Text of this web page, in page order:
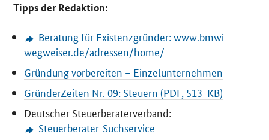
Tipps der Redaktion:
Beratung für Existenzgründer: www.bmwi-
wegweiser.de/adressen/home/
Gründung vorbereiten – Einzelunternehmen
GründerZeiten Nr. 09: Steuern (PDF, 513 KB)
Deutscher Steuerberaterverband:
Steuerberater-Suchservice